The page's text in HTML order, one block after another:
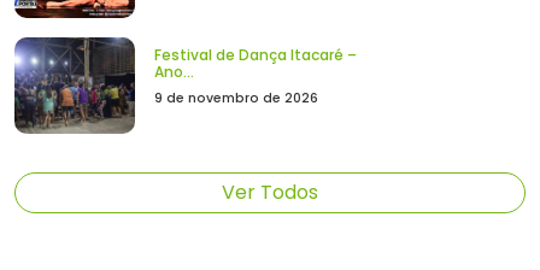
Festival de Dança Itacaré –
Ano...
9 de novembro de 2026
Ver Todos